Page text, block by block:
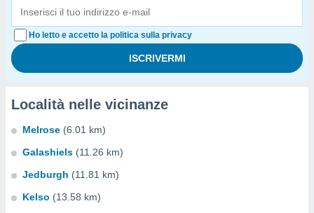
Ho letto e accetto la politica sulla privacy
Località nelle vicinanze
Melrose (6.01 km)
Galashiels (11.26 km)
Jedburgh (11.81 km)
Kelso (13.58 km)